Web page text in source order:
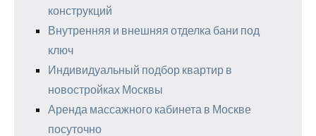
конструкций
Внутренняя и внешняя отделка бани под
ключ
Индивидуальный подбор квартир в
новостройках Москвы
Аренда массажного кабинета в Москве
посуточно